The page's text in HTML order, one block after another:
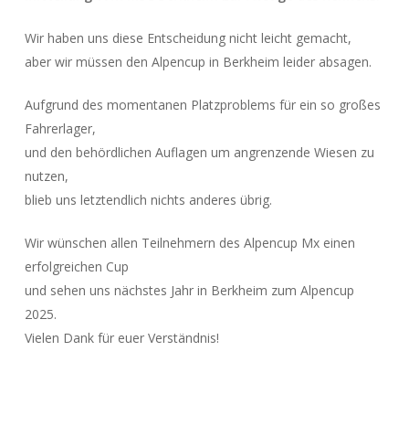
Wir haben uns diese Entscheidung nicht leicht gemacht,
aber wir müssen den Alpencup in Berkheim leider absagen.
Aufgrund des momentanen Platzproblems für ein so großes
Fahrerlager,
und den behördlichen Auflagen um angrenzende Wiesen zu
nutzen,
blieb uns letztendlich nichts anderes übrig.
Wir wünschen allen Teilnehmern des Alpencup Mx einen
erfolgreichen Cup
und sehen uns nächstes Jahr in Berkheim zum Alpencup
2025.
Vielen Dank für euer Verständnis!